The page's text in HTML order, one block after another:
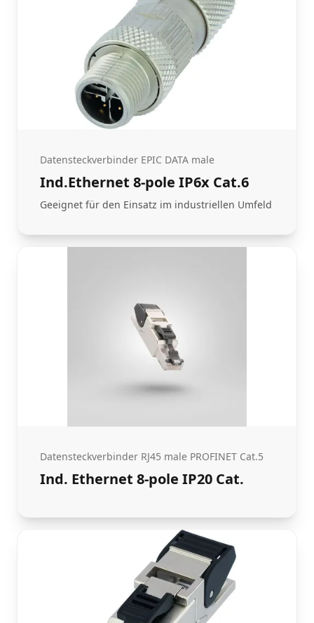
Datensteckverbinder EPIC DATA male
Ind.Ethernet 8-pole IP6x Cat.6
Geeignet für den Einsatz im industriellen Umfeld
Datensteckverbinder RJ45 male PROFINET Cat.5
Ind. Ethernet 8-pole IP20 Cat.